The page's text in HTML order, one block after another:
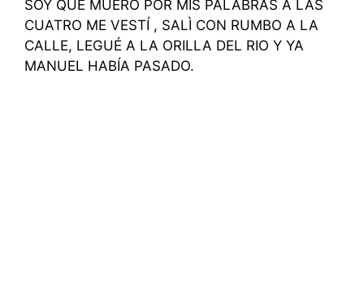
SOY QUE MUERO POR MIS PALABRAS A LAS
CUATRO ME VESTÍ , SALÌ CON RUMBO A LA
CALLE, LEGUÉ A LA ORILLA DEL RIO Y YA
MANUEL HABÍA PASADO.